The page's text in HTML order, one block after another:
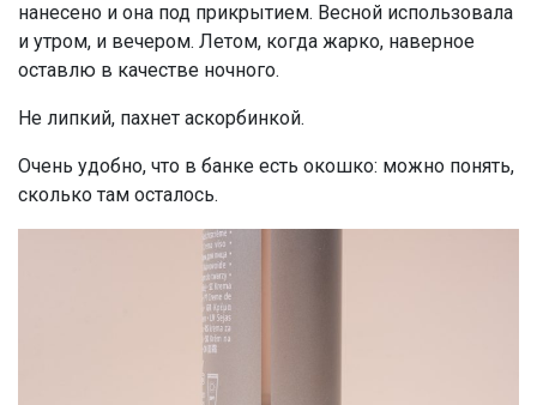
нанесено и она под прикрытием. Весной использовала
и утром, и вечером. Летом, когда жарко, наверное
оставлю в качестве ночного.
Не липкий, пахнет аскорбинкой.
Очень удобно, что в банке есть окошко: можно понять,
сколько там осталось.